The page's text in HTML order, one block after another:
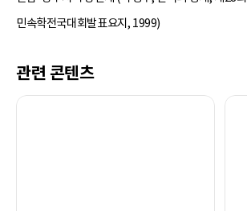
민속학전국대회발표요지, 1999)
관련 콘텐츠